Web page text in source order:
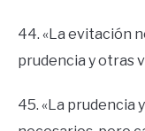
44. «La evitación
prudencia y otras
45. «La prudencia